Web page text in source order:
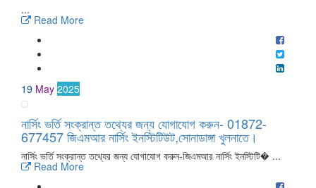
...
Read More
19 May 2025
নার্সিং ভর্তি সংক্রান্ত তথ্যের জন্য যোগাযোগ করুন- 01872-
677457 জিএমআর নার্সিং ইনস্টিটিউট,সোনাডাঙ্গা খুলনাতে।
নার্সিং ভর্তি সংক্রান্ত তথ্যের জন্য যোগাযোগ করুন-জিএমআর নার্সিং ইনস্টিটি� ...
Read More